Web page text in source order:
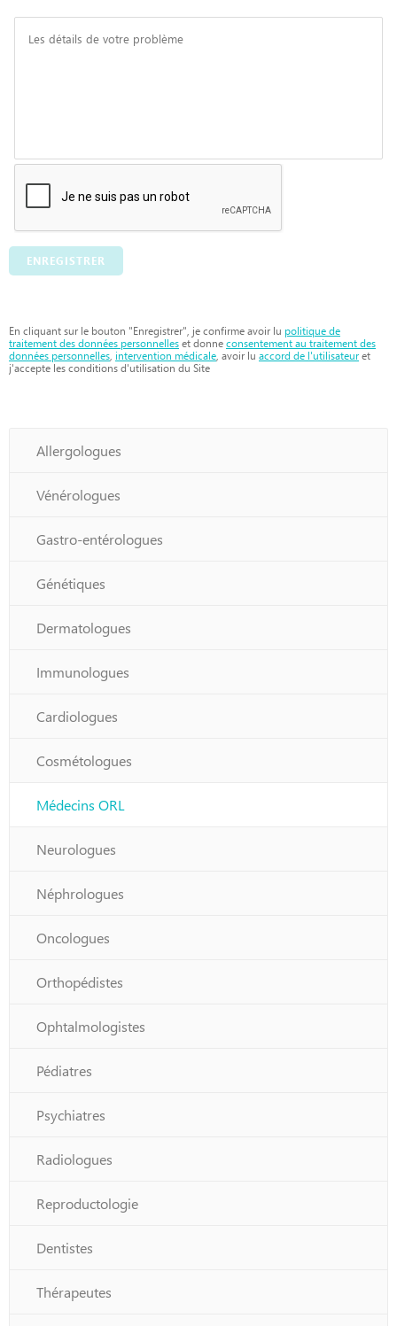
ENREGISTRER
En cliquant sur le bouton "Enregistrer", je confirme avoir lu politique de
traitement des données personnelles et donne consentement au traitement des
données personnelles, intervention médicale, avoir lu accord de l'utilisateuret
j'accepte les conditions d'utilisation du Site
Allergologues
Vénérologues
Gastro-entérologues
Génétiques
Dermatologues
Immunologues
Cardiologues
Cosmétologues
Médecins ORL
Neurologues
Néphrologues
Oncologues
Orthopédistes
Ophtalmologistes
Pédiatres
Psychiatres
Radiologues
Reproductologie
Dentistes
Thérapeutes